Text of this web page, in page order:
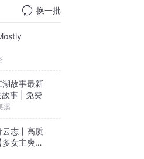
换一批
故事最新
事 | 免费
溪
志丨高质
多女主爽